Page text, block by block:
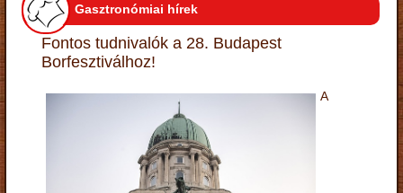
Gasztronómiai hírek
Fontos tudnivalók a 28. Budapest
Borfesztiválhoz!
A